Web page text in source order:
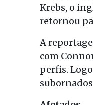
Krebs, o
retornou
A
com
perfis.